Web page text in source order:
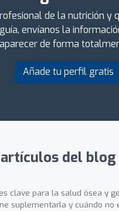
de la nutrición y
envíanos la
de forma
Añade tu perfil gratis
del blog
clave para la salud ósea y
suplementarla y cuándo no